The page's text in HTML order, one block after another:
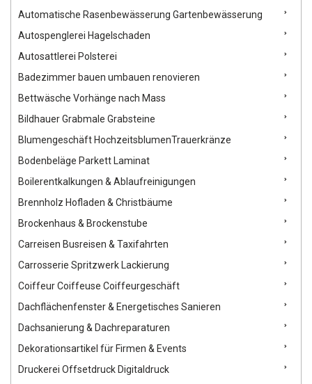
vollständig zufrieden ist. Kooperationen: MD Reinigung setzt
auf ein starkes Netzwerk aus Partnerfirmen, um umfassende
Automatische Rasenbewässerung Gartenbewässerung
Autospenglerei Hagelschaden
Autosattlerei Polsterei
Badezimmer bauen umbauen renovieren
Bettwäsche Vorhänge nach Mass
Bildhauer Grabmale Grabsteine
Blumengeschäft HochzeitsblumenTrauerkränze
Bodenbeläge Parkett Laminat
Boilerentkalkungen & Ablaufreinigungen
Brennholz Hofladen & Christbäume
Brockenhaus & Brockenstube
Carreisen Busreisen & Taxifahrten
Carrosserie Spritzwerk Lackierung
Coiffeur Coiffeuse Coiffeurgeschäft
Dachflächenfenster & Energetisches Sanieren
Dachsanierung & Dachreparaturen
Dekorationsartikel für Firmen & Events
Druckerei Offsetdruck Digitaldruck